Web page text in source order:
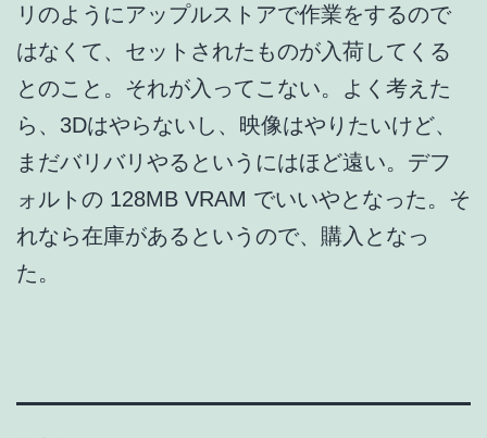
リのようにアップルストアで作業をするので
はなくて、セットされたものが入荷してくる
とのこと。それが入ってこない。よく考えた
ら、3Dはやらないし、映像はやりたいけど、
まだバリバリやるというにはほど遠い。デフ
ォルトの 128MB VRAM でいいやとなった。そ
れなら在庫があるというので、購入となっ
た。